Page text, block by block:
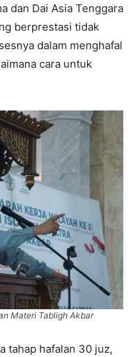
dan Dai Asia Tenggara
berprestasi tidak
dalam menghafal
cara untuk
Materi Tabligh Akbar
tahap hafalan 30 juz,